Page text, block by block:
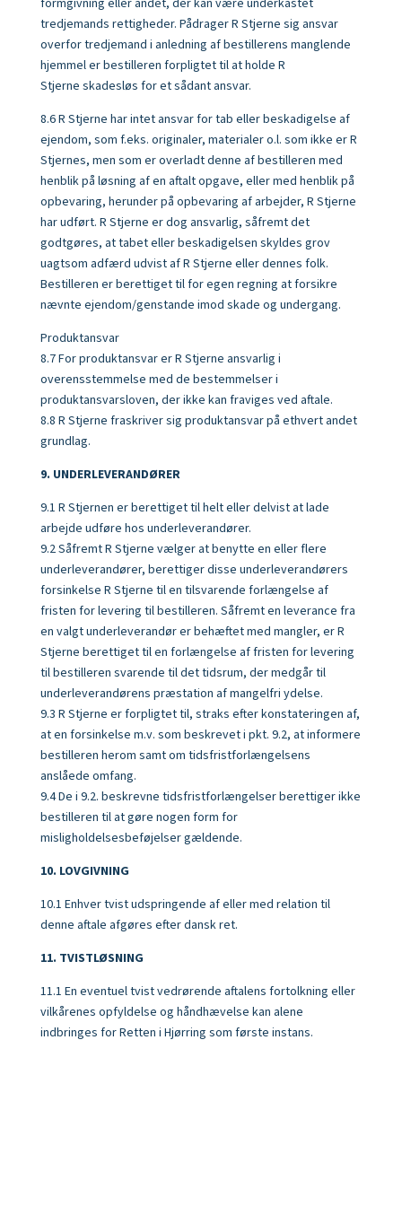
formgivning eller andet, der kan være underkastet
tredjemands rettigheder. Pådrager R Stjerne sig ansvar
overfor tredjemand i anledning af bestillerens manglende
hjemmel er bestilleren forpligtet til at holde R
Stjerne skadesløs for et sådant ansvar.
8.6 R Stjerne har intet ansvar for tab eller beskadigelse af
ejendom, som f.eks. originaler, materialer o.l. som ikke er R
Stjernes, men som er overladt denne af bestilleren med
henblik på løsning af en aftalt opgave, eller med henblik på
opbevaring, herunder på opbevaring af arbejder, R Stjerne
har udført. R Stjerne er dog an­svarlig, såfremt det
godtgøres, at tabet eller beskadigelsen skyldes grov
uagtsom adfærd udvist af R Stjerne eller dennes folk.
Bestilleren er berettiget til for egen regning at forsikre
nævnte ejendom/genstande imod skade og undergang.
Produktansvar
8.7 For produktansvar er R Stjerne ansvarlig i
overensstemmelse med de bestemmelser i
produktansvarsloven, der ikke kan fraviges ved aftale.
8.8 R Stjerne fraskriver sig produktansvar på ethvert andet
grundlag.
9. UNDERLEVERANDØRER
9.1 R Stjernen er berettiget til helt eller delvist at lade
arbejde udføre hos underleve­randører.
9.2 Såfremt R Stjerne vælger at benytte en eller flere
underleverandører, berettiger disse underleverandørers
forsinkelse R Stjerne til en tilsvarende forlængelse af
fristen for levering til bestilleren. Såfremt en leverance fra
en valgt underleverandør er behæftet med mangler, er R
Stjerne berettiget til en forlængelse af fristen for leve­ring
til bestilleren svarende til det tidsrum, der medgår til
underleverandørens præstation af mangelfri ydelse.
9.3 R Stjerne er forpligtet til, straks efter konstateringen af,
at en forsinkelse m.v. som beskrevet i pkt. 9.2, at informere
bestilleren herom samt om tidsfristforlængelsens
anslåede omfang.
9.4 De i 9.2. beskrevne tidsfristforlængelser berettiger ikke
bestilleren til at gøre nogen form for
misligholdelsesbeføjelser gældende.
10. LOVGIVNING
10.1 Enhver tvist udspringende af eller med relation til
denne aftale afgøres efter dansk ret.
11. TVISTLØSNING
11.1 En eventuel tvist vedrørende aftalens fortolkning eller
vilkårenes opfyldelse og håndhævelse kan alene
indbringes for Retten i Hjørring som første instans.